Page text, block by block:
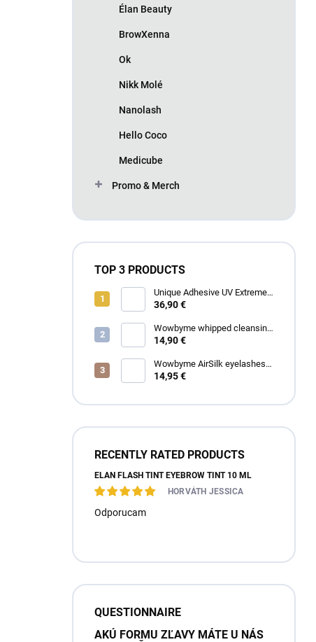
Élan Beauty
BrowXenna
Ok
Nikk Molé
Nanolash
Hello Coco
Medicube
Promo & Merch
TOP 3 PRODUCTS
Unique Adhesive UV Extreme
4 ml
36,90 €
Wowbyme whipped cleansing
foam for eyelashes and
14,90 €
Wowbyme AirSilk eyelashes
SPIRE mix
14,95 €
RECENTLY RATED PRODUCTS
ÉLAN FLASH TINT EYEBROW TINT 10 ML
HORVÁTH JESSICA
Odporucam
QUESTIONNAIRE
AKÚ FORMU ZĽAVY MÁTE U NÁS